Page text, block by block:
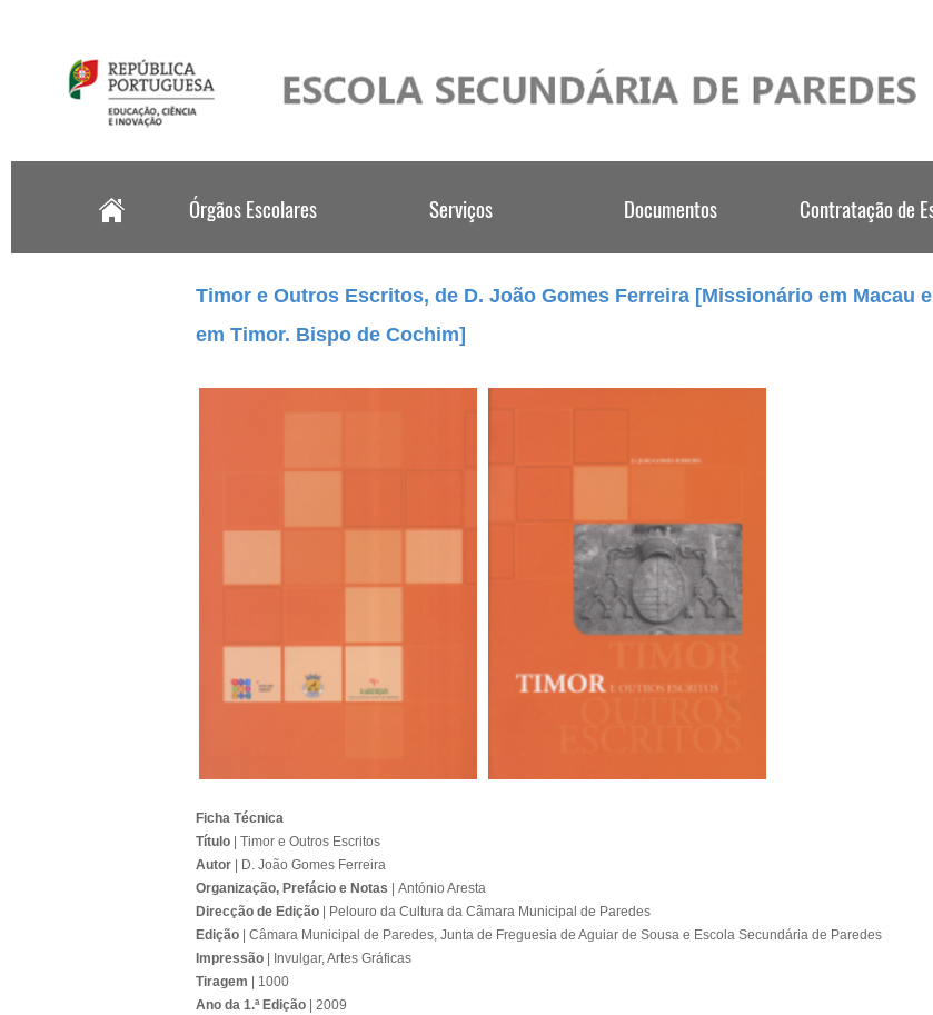
Timor e Outros Escritos, de D. João Gomes Ferreira [Missionário em Macau e
em Timor. Bispo de Cochim]
Ficha Técnica
Título| Timor e Outros Escritos
Autor| D. João Gomes Ferreira
Organização, Prefácio e Notas | António Aresta
Direcção de Edição| Pelouro da Cultura da Câmara Municipal de Paredes
Edição| Câmara Municipal de Paredes, Junta de Freguesia de Aguiar de Sousa e Escola Secundária de Paredes
Impressão| Invulgar, Artes Gráficas
Tiragem | 1000
Ano da 1.ª Edição| 2009